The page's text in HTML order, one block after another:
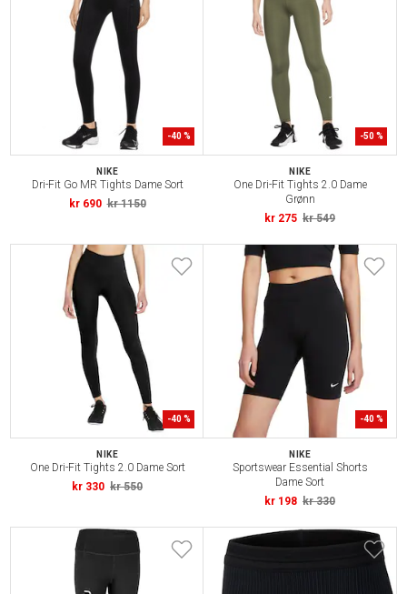
-40 %
NIKE
Dri-Fit Go MR Tights Dame Sort
kr 690 kr 1150
-50 %
NIKE
One Dri-Fit Tights 2.0 Dame
Grønn
kr 275 kr 549
-40 %
NIKE
One Dri-Fit Tights 2.0 Dame Sort
kr 330 kr 550
-40 %
NIKE
Sportswear Essential Shorts
Dame Sort
kr 198 kr 330